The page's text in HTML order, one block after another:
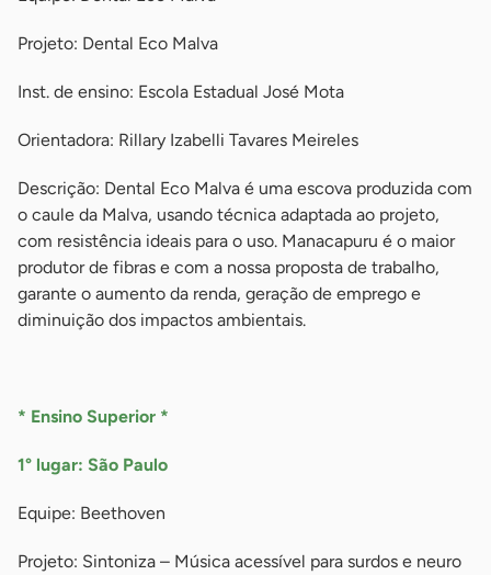
Projeto: Dental Eco Malva
Inst. de ensino: Escola Estadual José Mota
Orientadora: Rillary Izabelli Tavares Meireles
Descrição: Dental Eco Malva é uma escova produzida com
o caule da Malva, usando técnica adaptada ao projeto,
com resistência ideais para o uso. Manacapuru é o maior
produtor de fibras e com a nossa proposta de trabalho,
garante o aumento da renda, geração de emprego e
diminuição dos impactos ambientais.
* Ensino Superior *
1° lugar: São Paulo
Equipe: Beethoven
Projeto: Sintoniza – Música acessível para surdos e neuro